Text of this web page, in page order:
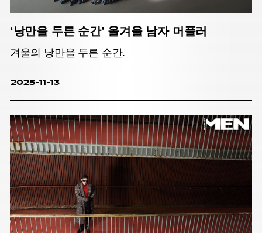
‘낭만을 두른 순간’ 올겨울 남자 머플러
겨울의 낭만을 두른 순간.
2025-11-13